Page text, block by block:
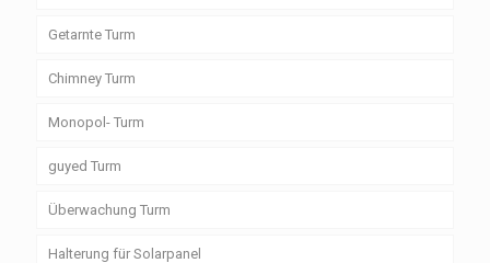
Getarnte Turm
Chimney Turm
Monopol- Turm
guyed Turm
Überwachung Turm
Halterung für Solarpanel